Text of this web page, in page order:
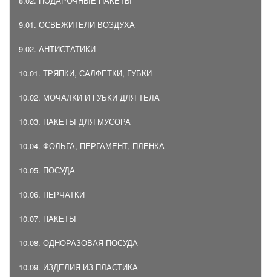
9.01. ОСВЕЖИТЕЛИ ВОЗДУХА
9.02. АНТИСТАТИКИ
10.01. ТРЯПКИ, САЛФЕТКИ, ГУБКИ
10.02. МОЧАЛКИ И ГУБКИ ДЛЯ ТЕЛА
10.03. ПАКЕТЫ ДЛЯ МУСОРА
10.04. ФОЛЬГА, ПЕРГАМЕНТ, ПЛЕНКА
10.05. ПОСУДА
10.06. ПЕРЧАТКИ
10.07. ПАКЕТЫ
10.08. ОДНОРАЗОВАЯ ПОСУДА
10.09. ИЗДЕЛИЯ ИЗ ПЛАСТИКА